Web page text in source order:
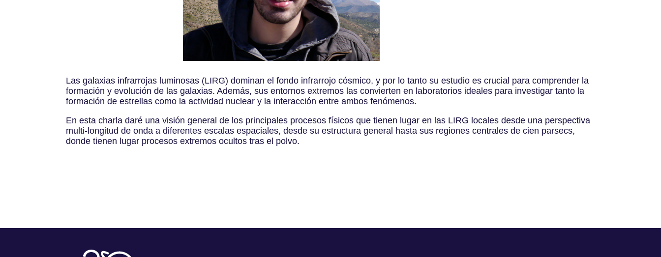
Las galaxias infrarrojas luminosas (LIRG) dominan el fondo infrarrojo cósmico, y por lo tanto su estudio es crucial para comprender la
formación y evolución de las galaxias. Además, sus entornos extremos las convierten en laboratorios ideales para investigar tanto la
formación de estrellas como la actividad nuclear y la interacción entre ambos fenómenos.
En esta charla daré una visión general de los principales procesos físicos que tienen lugar en las LIRG locales desde una perspectiva
multi-longitud de onda a diferentes escalas espaciales, desde su estructura general hasta sus regiones centrales de cien parsecs,
donde tienen lugar procesos extremos ocultos tras el polvo.